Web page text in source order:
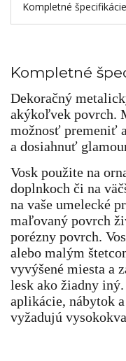
Kompletné špecifikácie
Kompletné
Dekoračný
akýkoľvek povrch.
možnosť premeniť
a dosiahnuť
Vosk použite na
doplnkoch či na
na vaše umelecké
maľovaný povrch
porézny povrch.
alebo malým
vyvýšené miesta a
lesk ako žiadny
aplikácie, nábytok
vyžadujú